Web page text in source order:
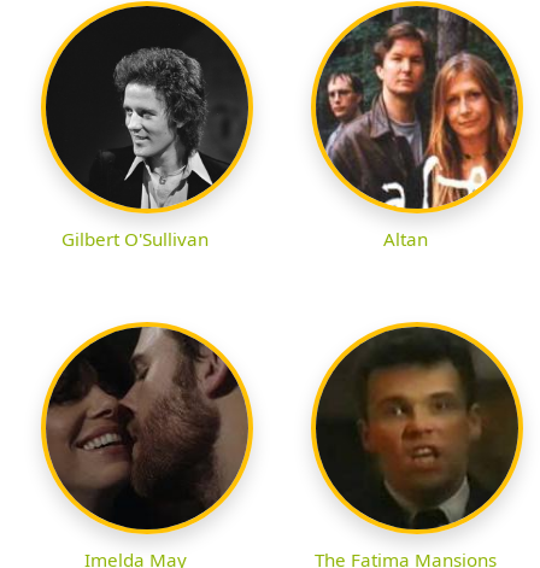
Gilbert O'Sullivan Altan
Imelda May The Fatima Mansions